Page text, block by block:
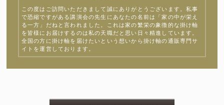
この度はご訪問いただきまして誠にありがとうございます。私事
で恐縮ですがある講演会の先生にあなたの名前は「家の中が栄え
る一方」だねと言われました。これは家の繁栄の象徴的な掛け軸
を皆様にお届けするのは私の天職だと思い日々精進しています。
全国の方に掛け軸を届けたいという想いから掛け軸の通販専門サ
イトを運営しております。